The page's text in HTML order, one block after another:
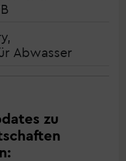
Abwasser
zu